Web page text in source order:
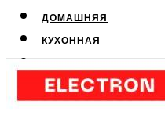
ДОМАШНЯЯ
КУХОННАЯ
КЛИМАТИЧЕСКАЯ